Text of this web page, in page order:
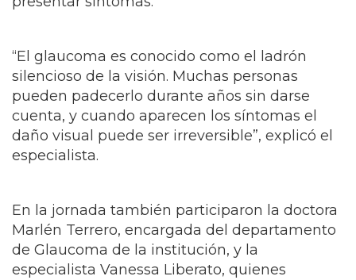
“El glaucoma es conocido como el ladrón
silencioso de la visión. Muchas personas
pueden padecerlo durante años sin darse
cuenta, y cuando aparecen los síntomas el
daño visual puede ser irreversible”, explicó el
especialista.
En la jornada también participaron la doctora
Marlén Terrero, encargada del departamento
de Glaucoma de la institución, y la
especialista Vanessa Liberato, quienes